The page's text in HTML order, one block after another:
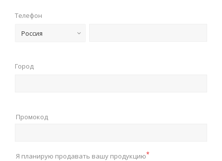
Телефон
Россия
Город
Промокод
Я планирую продавать вашу продукцию*